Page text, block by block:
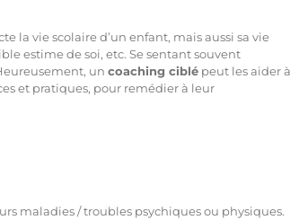
la vie scolaire d’un enfant, mais aussi sa vie
estime de soi, etc. Se sentant souvent
un coaching ciblé peut les aider à
et pratiques, pour remédier à leur
maladies / troubles psychiques ou physiques.